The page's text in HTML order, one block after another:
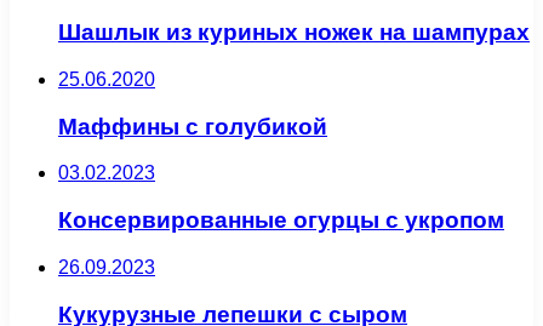
Шашлык из куриных ножек на шампурах
25.06.2020
Маффины с голубикой
03.02.2023
Консервированные огурцы с укропом
26.09.2023
Кукурузные лепешки с сыром